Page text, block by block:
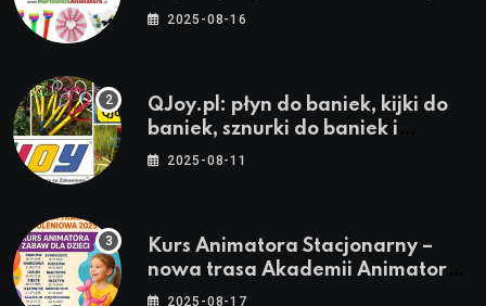
stroje i akcesoria dla animatorów
2025-08-16
QJoy.pl: płyn do baniek, kijki do
baniek, sznurki do baniek i
zestawy do baniek
2025-08-11
Kurs Animatora Stacjonarny –
nowa trasa Akademii Animatora
– jesień 2025
2025-08-17